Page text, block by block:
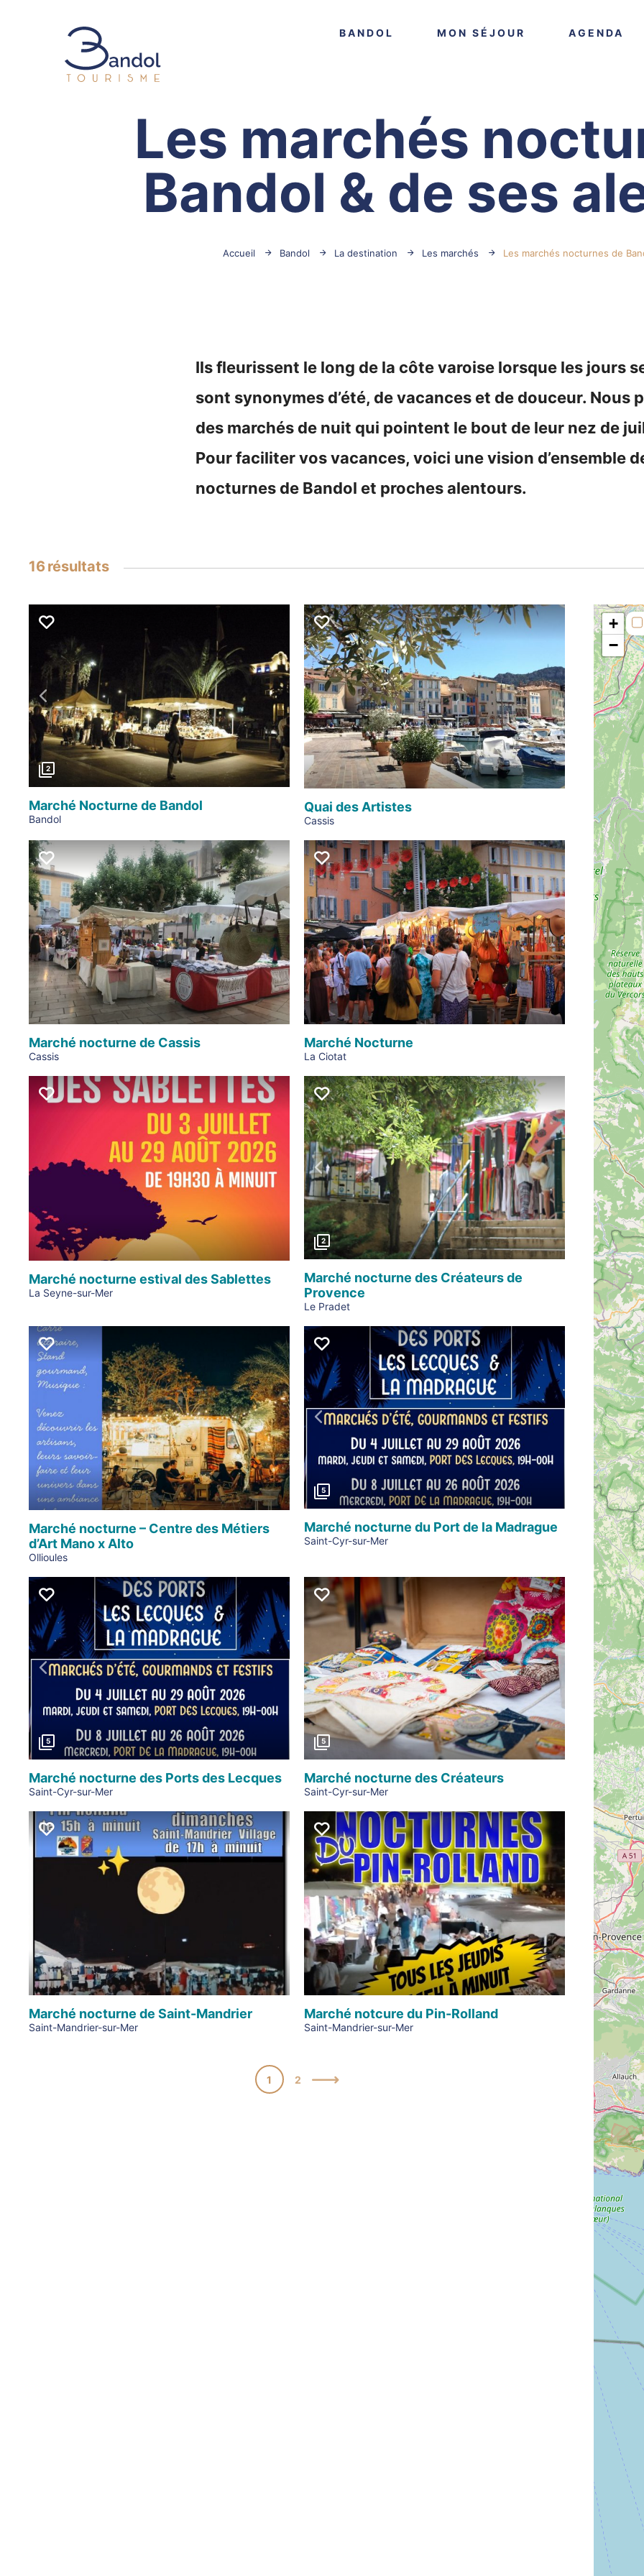
BANDOL VOIR PLUSMON SÉJOUR VOIR PLUSAGENDA
Les marchés
Bandol & de ses
Accueil Bandol La destination Les marchés Les marchés nocturnes de
Ils fleurissent le long de la côte varoise lorsque les jours
sont synonymes d’été, de vacances et de douceur. Nous
des marchés de nuit qui pointent le bout de leur nez de
Pour faciliter vos vacances, voici une vision d’ensemble
nocturnes de Bandol et proches alentours.
16 résultats
+
−
Précédent
2
Marché Nocturne de Bandol
Bandol
Quai des Artistes
Cassis
Marché nocturne de Cassis
Cassis
Marché Nocturne
La Ciotat
Marché nocturne estival des Sablettes
La Seyne-sur-Mer
Précédent
2
Marché nocturne des Créateurs de
Provence
Le Pradet
Marché nocturne – Centre des Métiers
d’Art Mano x Alto
Ollioules
Précédent
5
Marché nocturne du Port de la Madrague
Saint-Cyr-sur-Mer
Précédent
5
Marché nocturne des Ports des Lecques
Saint-Cyr-sur-Mer
Précédent
5
Marché nocturne des Créateurs
Saint-Cyr-sur-Mer
Marché nocturne de Saint-Mandrier
Saint-Mandrier-sur-Mer
Marché notcure du Pin-Rolland
Saint-Mandrier-sur-Mer
1 2